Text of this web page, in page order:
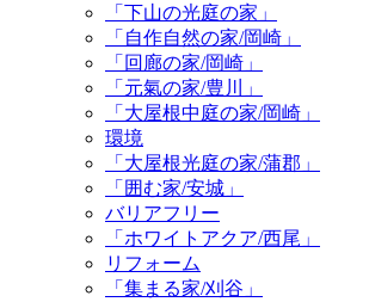
「下山の光庭の家」
「自作自然の家/岡崎」
「回廊の家/岡崎」
「元氣の家/豊川」
「大屋根中庭の家/岡崎」
環境
「大屋根光庭の家/蒲郡」
「囲む家/安城」
バリアフリー
「ホワイトアクア/西尾」
リフォーム
「集まる家/刈谷」